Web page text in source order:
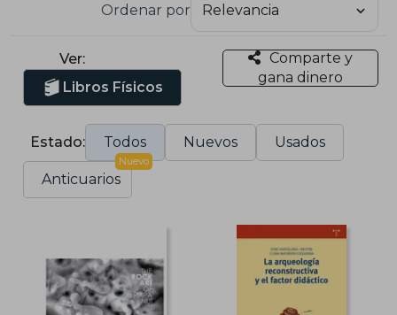
Ordenar por
Ver:
Libros Físicos
Comparte y
gana dinero
Estado: Todos Nuevos Usados
Anticuarios
Nuevo